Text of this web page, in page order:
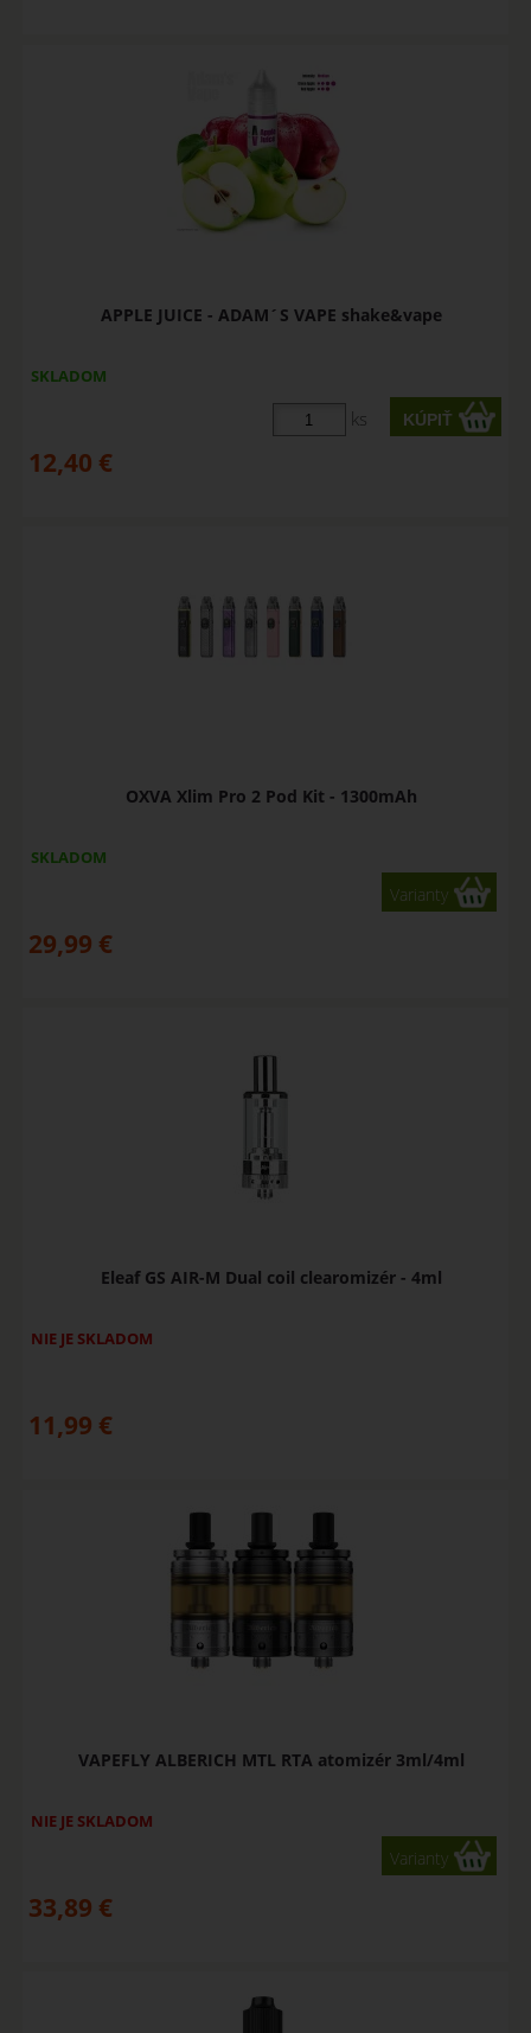
APPLE JUICE - ADAM´S VAPE shake&vape
SKLADOM
ks
12,40 €
OXVA Xlim Pro 2 Pod Kit - 1300mAh
SKLADOM
Varianty
29,99 €
Eleaf GS AIR-M Dual coil clearomizér - 4ml
NIE JE SKLADOM
11,99 €
VAPEFLY ALBERICH MTL RTA atomizér 3ml/4ml
NIE JE SKLADOM
Varianty
33,89 €